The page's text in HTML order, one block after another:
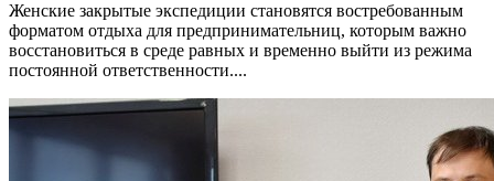
Женские закрытые экспедиции становятся востребованным
форматом отдыха для предпринимательниц, которым важно
восстановиться в среде равных и временно выйти из режима
постоянной ответственности....